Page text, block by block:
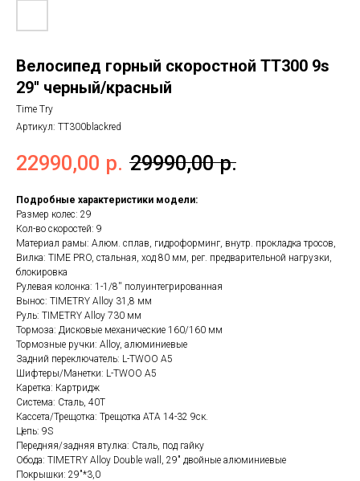
Велосипед горный скоростной ТТ300 9s
29'' черный/красный
Time Try
Артикул: TT300blackred
22990,00 р. 29990,00 р.
Подробные характеристики модели:
Размер колес: 29
Кол-во скоростей: 9
Материал рамы: Алюм. сплав, гидроформинг, внутр. прокладка тросов,
Вилка: TIME PRO, стальная, ход 80 мм, рег. предварительной нагрузки,
блокировка
Рулевая колонка: 1-1/8'' полуинтегрированная
Вынос: TIMETRY Alloy 31,8 мм
Руль: TIMETRY Alloy 730 мм
Тормоза: Дисковые механические 160/160 мм
Тормозные ручки: Alloy, алюминиевые
Задний переключатель: L-TWOO A5
Шифтеры/Манетки: L-TWOO A5
Каретка: Картридж
Система: Сталь, 40T
Кассета/Трещотка: Трещотка ATA 14-32 9ск.
Цепь: 9S
Передняя/задняя втулка: Сталь, под гайку
Обода: TIMETRY Alloy Double wall, 29" двойные алюминиевые
Покрышки: 29"*3,0